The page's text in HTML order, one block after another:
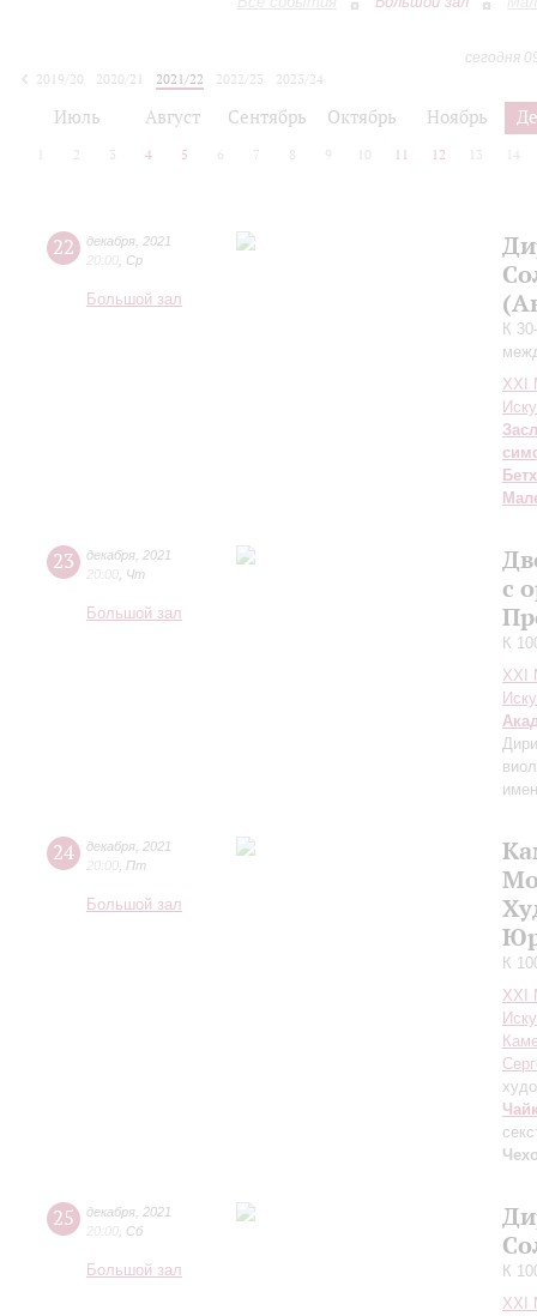
сегодня
2019/20
2020/21 2021/22 2022/23
2023/24
Июль Август Сентябрь Октябрь Ноябрь
2 3 4 5 6 7 8 9 10 11 12 13 14
22 декабря 2021
20:00 Ср
Большой зал
К
XXI
23 декабря 2021
20:00 Чт
Большой зал
с
К
XXI
24 декабря 2021
20:00 Пт
Большой зал
К
XXI
25 декабря 2021
20:00 Сб
Большой зал
К
XXI